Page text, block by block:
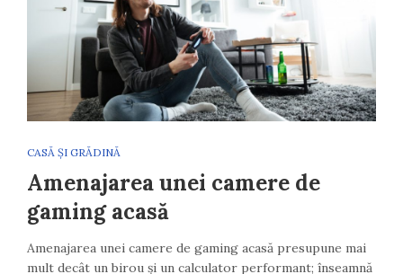
CASĂ ȘI GRĂDINĂ
Amenajarea unei camere de
gaming acasă
Amenajarea unei camere de gaming acasă presupune mai
mult decât un birou și un calculator performant; înseamnă